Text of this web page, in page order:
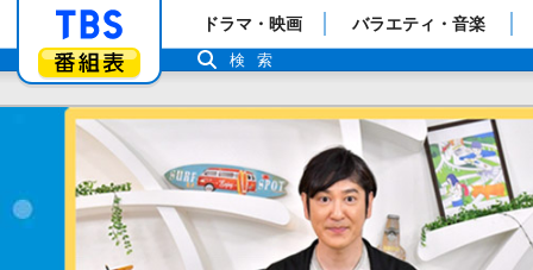
「TBSテレビ」トップページ
番組表
ドラマ・映画 バラエティ・音楽
検索